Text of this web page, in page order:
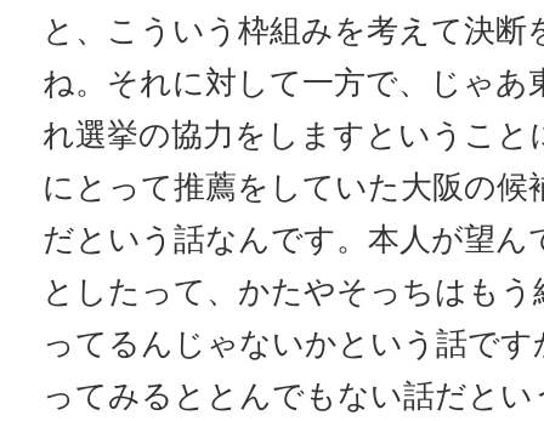
と、こういう枠組みを考えて決断
ね。それに対して一方で、じゃあ
れ選挙の協力をしますということ
にとって推薦をしていた大阪の候
だという話なんです。本人が望ん
としたって、かたやそっちはも
ってるんじゃないかという話で
ってみるととんでもない話だと